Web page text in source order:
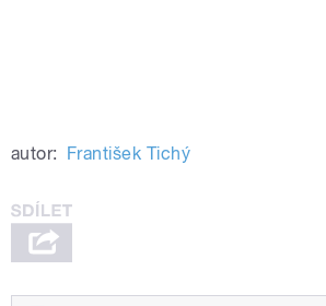
autor: František Tichý